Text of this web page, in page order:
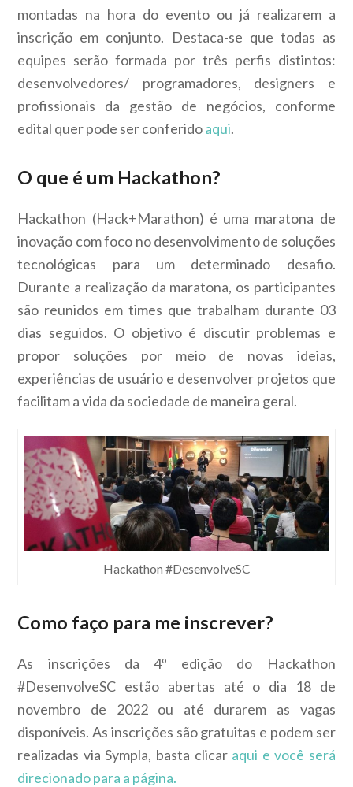
montadas na hora do evento ou já realizarem a
inscrição em conjunto. Destaca-se que todas as
equipes serão formada por três perfis distintos:
desenvolvedores/ programadores, designers e
profissionais da gestão de negócios, conforme
edital quer pode ser conferidoaqui.
O que é um Hackathon?
Hackathon (Hack+Marathon) é uma maratona de
inovação com foco no desenvolvimento de soluções
tecnológicas para um determinado desafio.
Durante a realização da maratona, os participantes
são reunidos em times que trabalham durante 03
dias seguidos. O objetivo é discutir problemas e
propor soluções por meio de novas ideias,
experiências de usuário e desenvolver projetos que
facilitam a vida da sociedade de maneira geral.
Hackathon #DesenvolveSC
Como faço para me inscrever?
As inscrições da 4º edição do Hackathon
#DesenvolveSC estão abertas até o dia 18 de
novembro de 2022 ou até durarem as vagas
disponíveis. As inscrições são gratuitas e podem ser
realizadas via Sympla, basta clicar aqui e você será
direcionado para a página.